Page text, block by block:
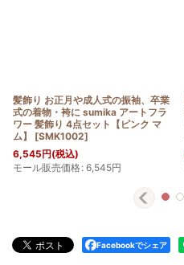
髪飾り お正月や成人式の振袖、卒業
式の着物・袴に sumika アートフラ
ワー 髪飾り 4点セット【ピンク マ
ム】
[SMK1002]
6,545円(税込)
モール販売価格: 6,545円
Facebookでシェア